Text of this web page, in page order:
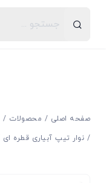
صفحه اصلی محصولات
نوار تیپ آبیاری قطره ای